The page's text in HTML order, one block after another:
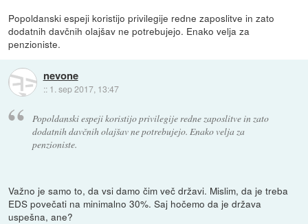
Popoldanski espeji koristijo privilegije redne zaposlitve in zato
dodatnih davčnih olajšav ne potrebujejo. Enako velja za
penzioniste.
nevone
:: 1. sep 2017, 13:47
Popoldanski espeji koristijo privilegije redne zaposlitve in zato
dodatnih davčnih olajšav ne potrebujejo. Enako velja za
penzioniste.
Važno je samo to, da vsi damo čim več državi. Mislim, da je treba
EDS povečati na minimalno 30%. Saj hočemo da je država
uspešna, ane?